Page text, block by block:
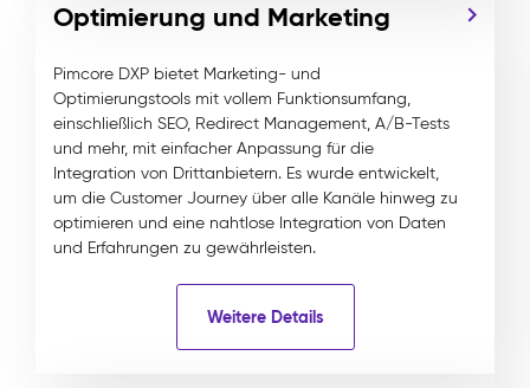
Optimierung und Marketing
Pimcore DXP bietet Marketing- und
Optimierungstools mit vollem Funktionsumfang,
einschließlich SEO, Redirect Management, A/B-Tests
und mehr, mit einfacher Anpassung für die
Integration von Drittanbietern. Es wurde entwickelt,
um die Customer Journey über alle Kanäle hinweg zu
optimieren und eine nahtlose Integration von Daten
und Erfahrungen zu gewährleisten.
Weitere Details